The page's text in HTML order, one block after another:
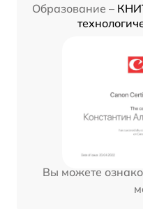
Образование –
Вы можете